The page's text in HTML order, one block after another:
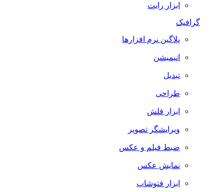
ابزار رایت
گرافیک
پلاگین نرم افزارها
انیمیشن
تبدیل
طراحی
ابزار فلش
ویرایشگر تصویر
ضبط فيلم و عكس
نمایش عکس
ابزار فتوشاپ